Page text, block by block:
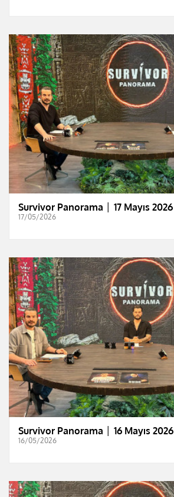
Survivor Panorama │ 17 Mayıs 2026
17/05/2026
Survivor Panorama │ 16 Mayıs 2026
16/05/2026